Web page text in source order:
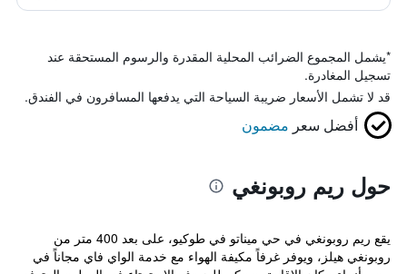
*يشمل المجموع الضرائب المحلية المقدرة والرسوم المستحقة عند
تسجيل المغادرة.
قد لا تشمل الأسعار ضريبة السياحة التي يدفعها المسافرون في الفندق.
أفضل سعر مضمون
حول ريم روبونغي
يقع ريم روبونغي في حي ميناتو في طوكيو، على بعد 400 متر من
روبونغي هيلز، ويوفر غرفاً مكيفة الهواء مع خدمة الواي فاي مجاناً في